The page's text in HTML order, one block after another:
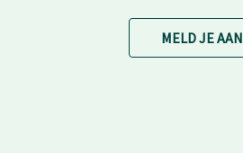
MELD JE AAN